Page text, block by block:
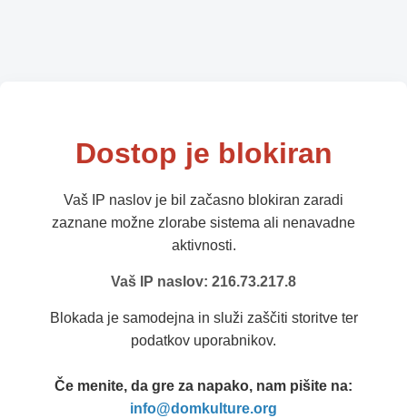
Dostop je blokiran
Vaš IP naslov je bil začasno blokiran zaradi
zaznane možne zlorabe sistema ali nenavadne
aktivnosti.
Vaš IP naslov: 216.73.217.8
Blokada je samodejna in služi zaščiti storitve ter
podatkov uporabnikov.
Če menite, da gre za napako, nam pišite na:
info@domkulture.org